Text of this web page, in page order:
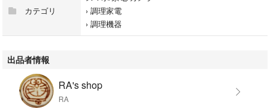
質量:約2.5kg
とろ火・強火が押すだけ「ワンタッチ火力操作」
カテゴリ
› 調理家電
› 調理機器
出品者情報
RA's shop
RA